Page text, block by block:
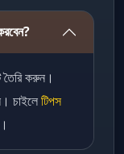
তৈরি করুন।
চাইলেটিপস